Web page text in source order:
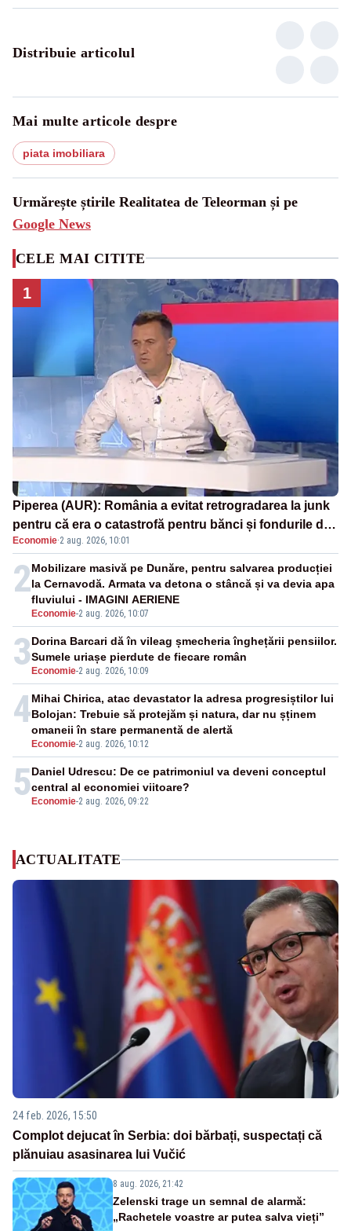
Distribuie articolul
Mai multe articole despre
piata imobiliara
Urmărește știrile Realitatea de Teleorman și pe
Google News
CELE MAI CITITE
1
Piperea (AUR): România a evitat retrogradarea la junk
pentru că era o catastrofă pentru bănci și fondurile de
pensii
Economie·2 aug. 2026, 10:01
2
Economie-2 aug. 2026, 10:07
Mobilizare masivă pe Dunăre, pentru salvarea producției
la Cernavodă. Armata va detona o stâncă și va devia apa
fluviului - IMAGINI AERIENE
3 Economie-2 aug. 2026, 10:09
Dorina Barcari dă în vileag șmecheria înghețării pensiilor.
Sumele uriașe pierdute de fiecare român
4
Economie-2 aug. 2026, 10:12
Mihai Chirica, atac devastator la adresa progresiștilor lui
Bolojan: Trebuie să protejăm și natura, dar nu șținem
omaneii în stare permanentă de alertă
5 Economie-2 aug. 2026, 09:22
Daniel Udrescu: De ce patrimoniul va deveni conceptul
central al economiei viitoare?
ACTUALITATE
24 feb. 2026, 15:50
Complot dejucat în Serbia: doi bărbați, suspectați că
plănuiau asasinarea lui Vučić
8 aug. 2026, 21:42
Zelenski trage un semnal de alarmă:
„Rachetele voastre ar putea salva vieți”